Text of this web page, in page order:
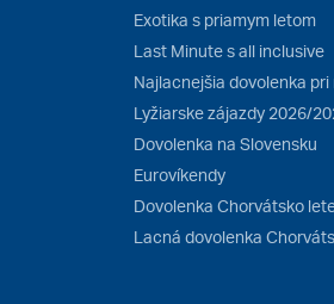
Exotika s priamym letom
Last Minute s all inclusive
Najlacnejšia dovolenka
Lyžiarske zájazdy 2026/
Dovolenka na Slovensku
Eurovíkendy
Dovolenka Chorvátsko
Lacná dovolenka